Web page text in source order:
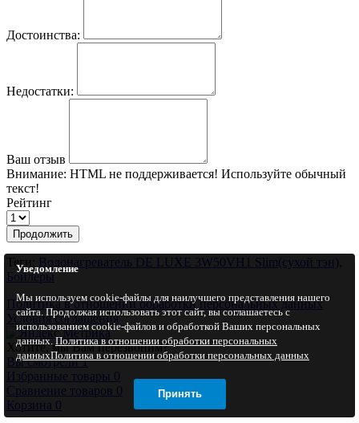
Достоинства:
Недостатки:
Ваш отзыв
Внимание: HTML не поддерживается! Используйте обычный
текст!
Рейтинг
Продолжить
Теги: Водонагреватель DE LUXE 3W50VH1 Slim(сухой тэн)
Бойлеры
Политика в отношении обработки персональных данных
Условия соглашения
Хотите, мы Вам перезвоним?
Вы смотрели 1
Избранные товары
0
Сравнение товаров 0
Корзина 0
Уведомление
Мы используем cookie-файлы для наилучшего представления нашего
сайта. Продолжая использовать этот сайт, вы соглашаетесь с
использованием cookie-файлов и обработкой Ваших персональных
данных.Политика в отношении обработки персональных
данныхПолитика в отношении обработки персональных данных
Принять